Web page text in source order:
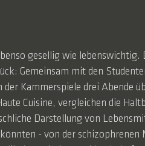
gesellig wie
Gemeinsam mit den
Kammerspiele drei Abende
Cuisine, vergleichen die
Darstellung von
- von der